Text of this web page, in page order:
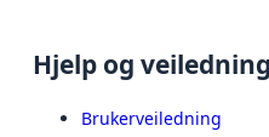
Hjelp og
Brukerveiledning